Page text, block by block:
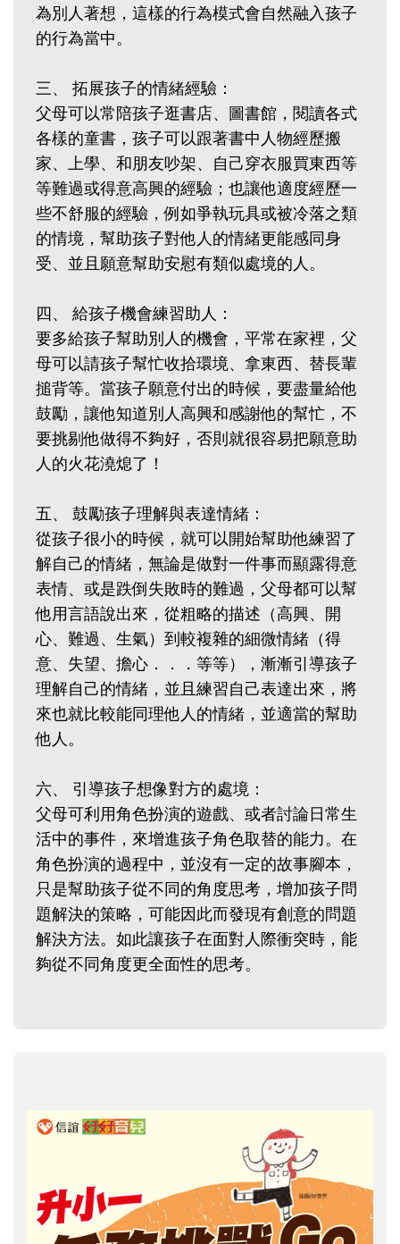
為別人著想，這樣的行為模式會自然融入孩子
的行為當中。
三、 拓展孩子的情緒經驗：
父母可以常陪孩子逛書店、圖書館，閱讀各式
各樣的童書，孩子可以跟著書中人物經歷搬
家、上學、和朋友吵架、自己穿衣服買東西等
等難過或得意高興的經驗；也讓他適度經歷一
些不舒服的經驗，例如爭執玩具或被冷落之類
的情境，幫助孩子對他人的情緒更能感同身
受、並且願意幫助安慰有類似處境的人。
四、 給孩子機會練習助人：
要多給孩子幫助別人的機會，平常在家裡，父
母可以請孩子幫忙收拾環境、拿東西、替長輩
搥背等。當孩子願意付出的時候，要盡量給他
鼓勵，讓他知道別人高興和感謝他的幫忙，不
要挑剔他做得不夠好，否則就很容易把願意助
人的火花澆熄了！
五、 鼓勵孩子理解與表達情緒：
從孩子很小的時候，就可以開始幫助他練習了
解自己的情緒，無論是做對一件事而顯露得意
表情、或是跌倒失敗時的難過，父母都可以幫
他用言語說出來，從粗略的描述（高興、開
心、難過、生氣）到較複雜的細微情緒（得
意、失望、擔心．．．等等），漸漸引導孩子
理解自己的情緒，並且練習自己表達出來，將
來也就比較能同理他人的情緒，並適當的幫助
他人。
六、 引導孩子想像對方的處境：
父母可利用角色扮演的遊戲、或者討論日常生
活中的事件，來增進孩子角色取替的能力。在
角色扮演的過程中，並沒有一定的故事腳本，
只是幫助孩子從不同的角度思考，增加孩子問
題解決的策略，可能因此而發現有創意的問題
解決方法。如此讓孩子在面對人際衝突時，能
夠從不同角度更全面性的思考。